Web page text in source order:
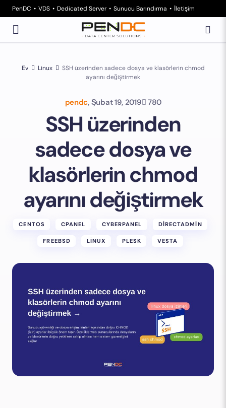
PenDC VDS Dedicated Server Sunucu Barındırma İletişim
Ev Linux
SSH üzerinden sadece dosya ve klasörlerin chmod
ayarını değiştirmek
pendc, Şubat 19, 2019 780
SSH üzerinden
sadece dosya ve
klasörlerin chmod
ayarını değiştirmek
CENTOS CPANEL CYBERPANEL DIRECTADMIN
FREEBSD LINUX PLESK VESTA